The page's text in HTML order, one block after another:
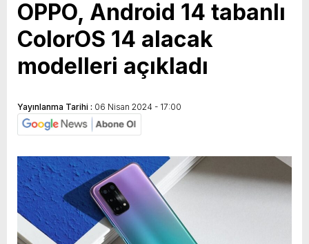
OPPO, Android 14 tabanlı
ColorOS 14 alacak
modelleri açıkladı
Yayınlanma Tarihi : 06 Nisan 2024 - 17:00